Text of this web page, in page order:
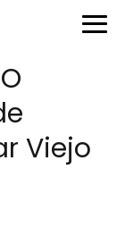
Viejo